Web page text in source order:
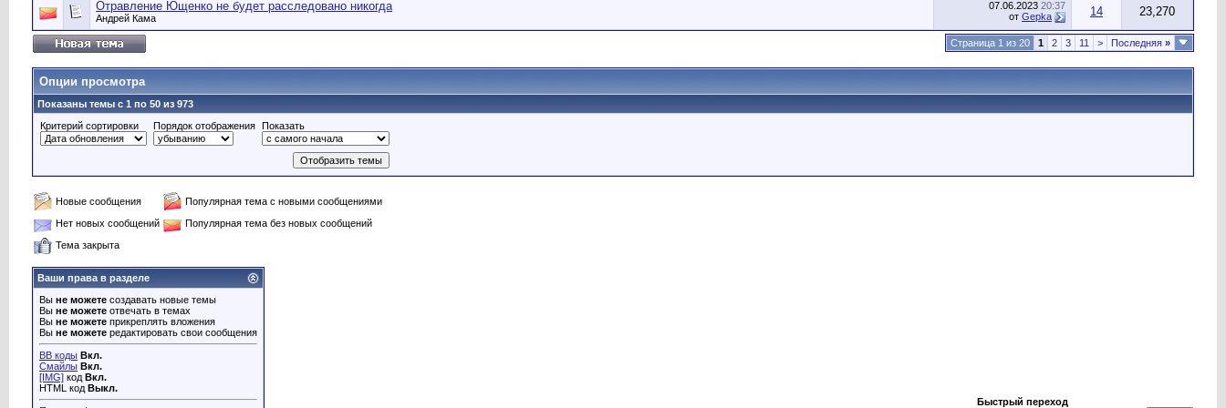
Отравление Ющенко не будет расследовано никогда
Андрей Кама
07.06.2023 20:37
от Gepka 14 23,270
Страница 1 из 20 1 2 3 11 > Последняя »
Опции просмотра
Показаны темы с 1 по 50 из 973
Критерий сортировки
Порядок отображения Показать
Новые сообщения
Популярная тема с новыми сообщениями
Нет новых сообщений
Популярная тема без новых сообщений
Тема закрыта
Ваши права в разделе
Вы не можете создавать новые темы
Вы не можете отвечать в темах
Вы не можете прикреплять вложения
Вы не можете редактировать свои сообщения
BB коды Вкл.
Смайлы Вкл.
[IMG] код Вкл.
HTML код Выкл.
Быстрый переход